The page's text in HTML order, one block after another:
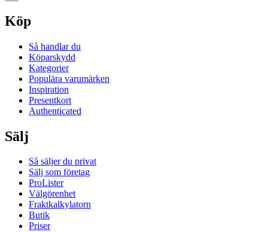
Köp
Så handlar du
Köparskydd
Kategorier
Populära varumärken
Inspiration
Presentkort
Authenticated
Sälj
Så säljer du privat
Sälj som företag
ProLister
Välgörenhet
Fraktkalkylatorn
Butik
Priser